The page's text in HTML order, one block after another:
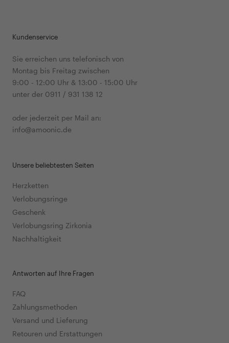
Kundenservice
Sie erreichen uns telefonisch von
Montag bis Freitag zwischen
9:00 - 12:00 Uhr & 13:00 - 15:00 Uhr
unter der 0911 / 931 138 12
oder jederzeit per Mail an:
info@amoonic.de
Unsere beliebtesten Seiten
Herzketten
Verlobungsringe
Geschenk
Verlobungsring Zirkonia
Nachhaltigkeit
Antworten auf Ihre Fragen
FAQ
Zahlungsmethoden
Versand und Lieferung
Retouren und Erstattungen